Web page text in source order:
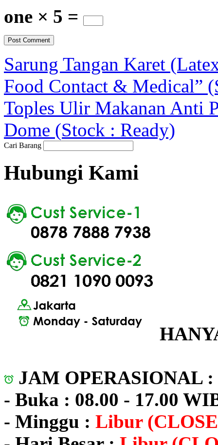
one × 5 =
Sarung Tangan Karet
Food Contact & Medical”
Toples Ulir Makanan Anti
Dome (Stock : Ready)
Cari Barang
Hubungi Kami
JAM OPERASIONAL :
- Buka : 08.00 - 17.00
- Minggu : Libur